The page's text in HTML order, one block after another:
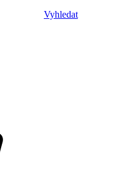
Vyhledat